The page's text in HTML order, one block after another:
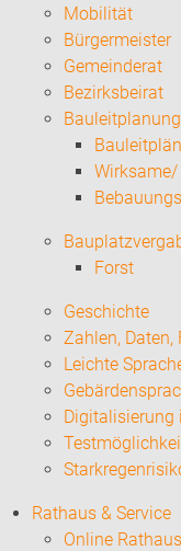
Mobilität
Bürgermeister
Gemeinderat
Bezirksbeirat
Bauleitplanung
Forst
Geschichte
Zahlen, Daten,
Leichte
Digitalisierung
Rathaus & Service
Online Rathaus